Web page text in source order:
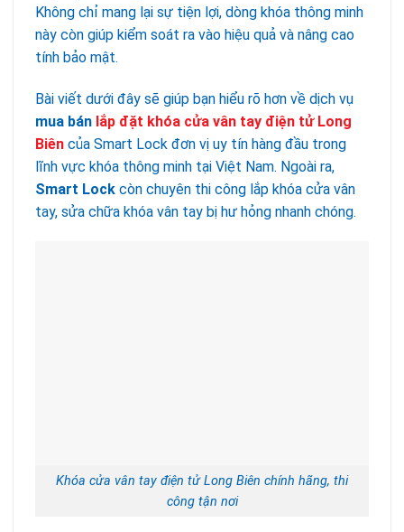
Không chỉ mang lại sự tiện lợi, dòng khóa thông minh
này còn giúp kiểm soát ra vào hiệu quả và nâng cao
tính bảo mật.
Bài viết dưới đây sẽ giúp bạn hiểu rõ hơn về dịch vụ
mua bán lắp đặt khóa cửa vân tay điện tử Long
Biên của Smart Lock đơn vị uy tín hàng đầu trong
lĩnh vực khóa thông minh tại Việt Nam. Ngoài ra,
Smart Lock còn chuyên thi công lắp khóa cửa vân
tay, sửa chữa khóa vân tay bị hư hỏng nhanh chóng.
Khóa cửa vân tay điện tử Long Biên chính hãng, thi
công tận nơi